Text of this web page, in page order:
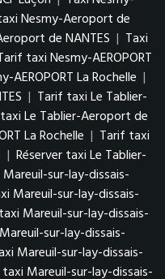
Nesmy-Aeroport de
de NANTES | Taxi
taxi Nesmy-AEROPORT
AEROPORT La Rochelle |
| Tarif taxi Le Tablier-
Le Tablier-Aeroport de
La Rochelle | Tarif taxi
| Réserver taxi Le Tablier-
Mareuil-sur-lay-dissais-
Mareuil-sur-lay-dissais-
Mareuil-sur-lay-dissais-
sur-lay-dissais-
Mareuil-sur-lay-dissais-
taxi Mareuil-sur-lay-dissais-